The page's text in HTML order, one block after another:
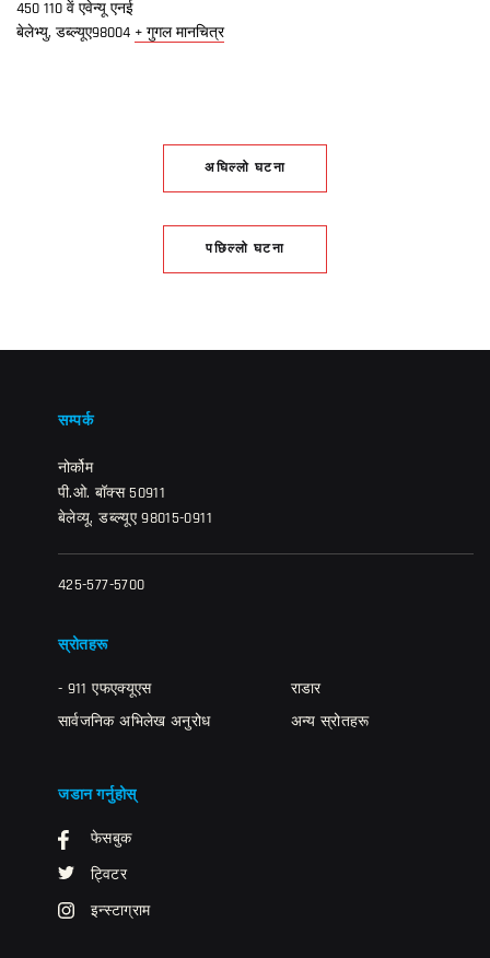
450 110 वें एवेन्यू एनई
बेलेभ्यु, डब्ल्यूए98004 + गुगल मानचित्र
अघिल्लो घटना
पछिल्लो घटना
सम्पर्क
नोर्कोम
पी.ओ. बॉक्स 50911
बेलेव्यू, डब्ल्यूए 98015-0911
425-577-5700
स्रोतहरू
- 911 एफएक्यूएस
सार्वजनिक अभिलेख अनुरोध
राडार
अन्य स्रोतहरू
जडान गर्नुहोस्
फेसबुक
ट्विटर
इन्स्टाग्राम